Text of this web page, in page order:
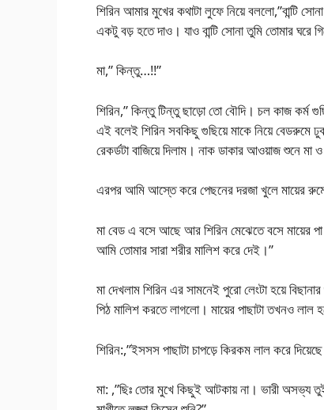
শিরিন আমার মুখের কথাটা লুফে নিয়ে বললো,”বান্টি
একটু বড় হতে দাও। যাও বান্টি সোনা তুমি তোমার ঘরে
মা,” কিন্তু…!!”
শিরিন,” কিন্তু টিন্তু ছাড়ো তো বৌদি। চল কাজ কর্ম
এই বলেই শিরিন সবকিছু গুছিয়ে মাকে নিয়ে
রেকর্ডটা বাজিয়ে দিলাম। নাক ডাকার আওয়াজ শুনে
এরপর আমি আস্তে করে পেছনের দরজা খুলে মায়ের
মা বেড এ বসে আছে আর শিরিন মেঝেতে বসে মায়ের
আমি তোমার সারা শরীর মালিশ করে দেই।”
মা দেখলাম শিরিন এর সামনেই পুরো লেংটা হয়ে
পিঠ মালিশ করতে লাগলো। মায়ের পাছাটা তখনও লাল
শিরিন:,”ইসসস পাছাটা চাপড়ে কিরকম লাল করে
মা: ,”ছিঃ তোর মুখে কিছুই আটকায় না। ভারী অসভ্য